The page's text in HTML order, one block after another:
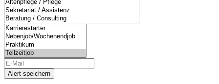
Alert speichern